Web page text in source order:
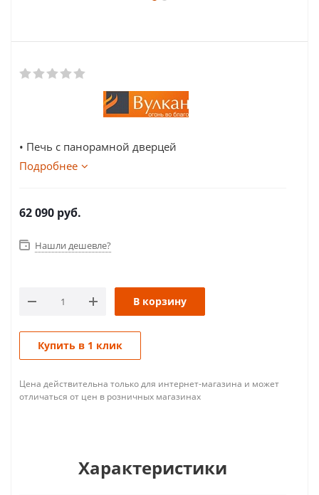
• Печь с панорамной дверцей
Подробнее
62 090 руб.
Нашли дешевле?
В корзину
Купить в 1 клик
Цена действительна только для интернет-магазина и может
отличаться от цен в розничных магазинах
Характеристики